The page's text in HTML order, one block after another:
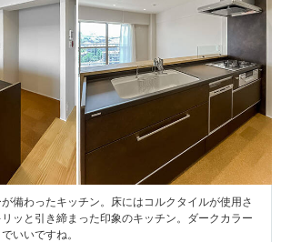
備わったキッチン。床にはコルクタイルが使用さ
リッと引き締まった印象のキッチン。ダークカラー
いいですね。